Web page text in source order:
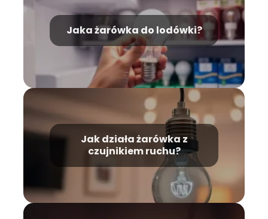
Jaka żarówka do lodówki?
Jak działa żarówka z
czujnikiem ruchu?